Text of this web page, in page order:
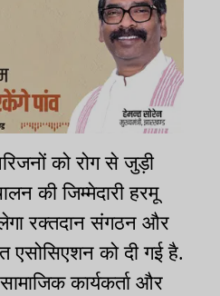
को रोग से जुड़ी
की जिम्मेदारी हरमू
रक्तदान संगठन और
एसोसिएशन को दी गई है.
कार्यकर्ता और